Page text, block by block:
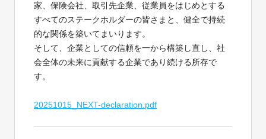
家、保険会社、取引先企業、従業員をはじめとする
すべてのステークホルダーの皆さまと、健全で持続
的な関係を築いてまいります。
そして、企業としての信頼を一から構築し直し、社
会全体の未来に貢献する企業であり続ける所存で
す。
20251015_NEXT-declaration.pdf